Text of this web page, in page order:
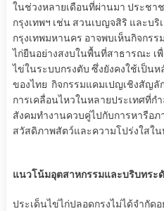
ในช่วงหลายเดือนที่ผ่านมา ประช
กรุงเทพฯ เช่น สวนเบญจสิริ และบ
กรุงเทพมหานคร อาจพบเห็นกิจกร
ไก่ยืนอย่างสงบในพื้นที่สาธารณะ เ
ไข่ในระบบกรงตับ ซึ่งยังคงใช้เป็น
ของไทย กิจกรรมแคมเปญเชิงสัญ
การเคลื่อนไหวในหลายประเทศที่
สังคมทำงานควบคู่ไปกับการหารือภ
สวัสดิภาพสัตว์และความโปร่งใสใ
แนวโน้มอุตสาหกรรมและบริบทระ
ประเด็นไข่ไก่ปลอดกรงไม่ได้จำกัด